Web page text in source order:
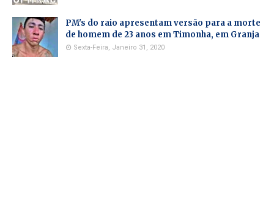
PM's do raio apresentam versão para a morte
de homem de 23 anos em Timonha, em Granja
Sexta-Feira, Janeiro 31, 2020